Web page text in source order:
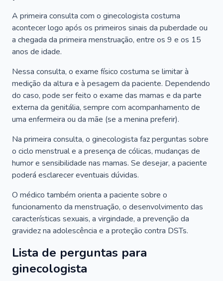
A primeira consulta com o ginecologista costuma
acontecer logo após os primeiros sinais da puberdade ou
a chegada da primeira menstruação, entre os 9 e os 15
anos de idade.
Nessa consulta, o exame físico costuma se limitar à
medição da altura e à pesagem da paciente. Dependendo
do caso, pode ser feito o exame das mamas e da parte
externa da genitália, sempre com acompanhamento de
uma enfermeira ou da mãe (se a menina preferir).
Na primeira consulta, o ginecologista faz perguntas sobre
o ciclo menstrual e a presença de cólicas, mudanças de
humor e sensibilidade nas mamas. Se desejar, a paciente
poderá esclarecer eventuais dúvidas.
O médico também orienta a paciente sobre o
funcionamento da menstruação, o desenvolvimento das
características sexuais, a virgindade, a prevenção da
gravidez na adolescência e a proteção contra DSTs.
Lista de perguntas para
ginecologista